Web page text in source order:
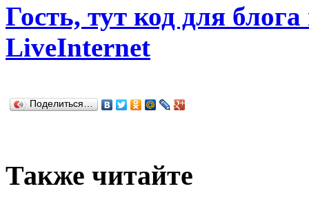
Гость, тут код для
LiveInternet
Поделиться…
Также читайте